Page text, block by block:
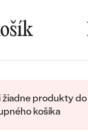
LETNÝ BLACK
žiadne produkty do
košíka